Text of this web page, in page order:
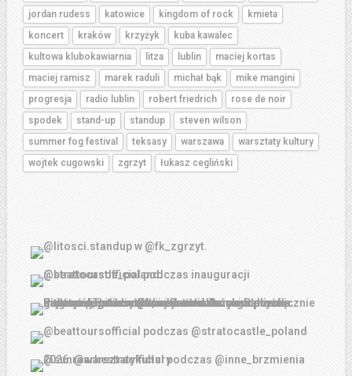
jordan rudess
katowice kingdom of rock
kmieta
koncert
kraków krzyżyk
kuba kawalec
kultowa klubokawiarnia
litza lublin
maciej kortas
maciej ramisz
marek raduli michał bąk
mike mangini
progresja
radio lublin robert friedrich
rose de noir
spodek
stand-up standup
steven wilson
summer fog festival
teksasy warszawa
warsztaty kultury
wojtek cugowski
zgrzyt łukasz cegliński